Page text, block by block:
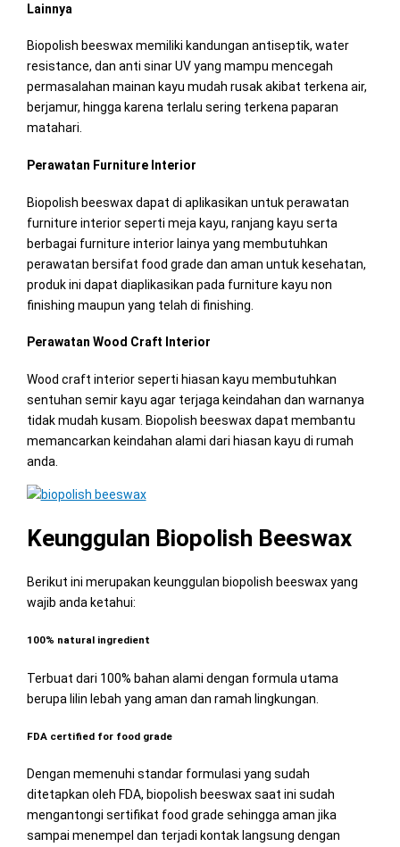
Lainnya
Biopolish beeswax memiliki kandungan antiseptik, water
resistance, dan anti sinar UV yang mampu mencegah
permasalahan mainan kayu mudah rusak akibat terkena air,
berjamur, hingga karena terlalu sering terkena paparan
matahari.
Perawatan Furniture Interior
Biopolish beeswax dapat di aplikasikan untuk perawatan
furniture interior seperti meja kayu, ranjang kayu serta
berbagai furniture interior lainya yang membutuhkan
perawatan bersifat food grade dan aman untuk kesehatan,
produk ini dapat diaplikasikan pada furniture kayu non
finishing maupun yang telah di finishing.
Perawatan Wood Craft Interior
Wood craft interior seperti hiasan kayu membutuhkan
sentuhan semir kayu agar terjaga keindahan dan warnanya
tidak mudah kusam. Biopolish beeswax dapat membantu
memancarkan keindahan alami dari hiasan kayu di rumah
anda.
Keunggulan Biopolish Beeswax
Berikut ini merupakan keunggulan biopolish beeswax yang
wajib anda ketahui:
100% natural ingredient
Terbuat dari 100% bahan alami dengan formula utama
berupa lilin lebah yang aman dan ramah lingkungan.
FDA certified for food grade
Dengan memenuhi standar formulasi yang sudah
ditetapkan oleh FDA, biopolish beeswax saat ini sudah
mengantongi sertifikat food grade sehingga aman jika
sampai menempel dan terjadi kontak langsung dengan